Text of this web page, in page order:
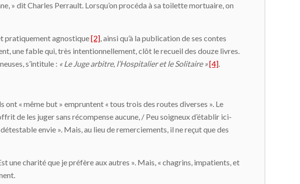
» dit Charles Perrault. Lorsqu’on procéda à sa toilette mortuaire, on
pratiquement agnostique[2], ainsi qu’à la publication de ses contes
une fable qui, très intentionnellement, clôt le recueil des douze livres.
s’intitule : « Le Juge arbitre, l’Hospitalier et le Solitaire »[4].
ont « même but » empruntent « tous trois des routes diverses ». Le
de les juger sans récompense aucune, / Peu soigneux d’établir ici-
envie ». Mais, au lieu de remerciements, il ne reçut que des
une charité que je préfère aux autres ». Mais, « chagrins, impatients, et